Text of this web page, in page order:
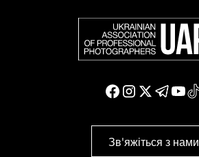
Зв'яжіться з нами